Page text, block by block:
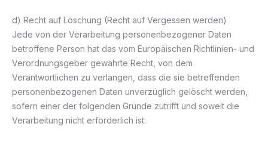
d) Recht auf Löschung (Recht auf Vergessen werden)
Jede von der Verarbeitung personenbezogener Daten
betroffene Person hat das vom Europäischen Richtlinien- und
Verordnungsgeber gewährte Recht, von dem
Verantwortlichen zu verlangen, dass die sie betreffenden
personenbezogenen Daten unverzüglich gelöscht werden,
sofern einer der folgenden Gründe zutrifft und soweit die
Verarbeitung nicht erforderlich ist: